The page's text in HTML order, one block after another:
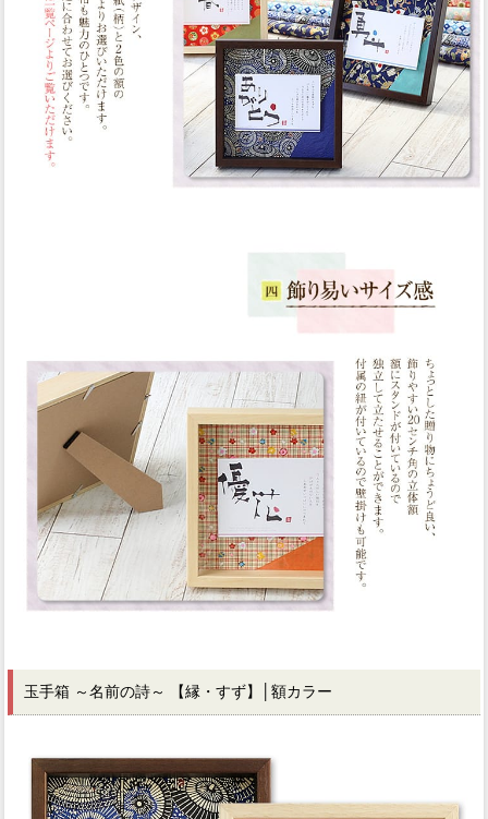
玉手箱 ～名前の詩～ 【縁・すず】 │額カラー